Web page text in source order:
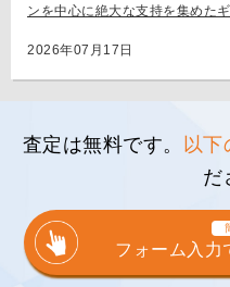
ンを中心に絶大な支持を集めた
[…]
2026年07月17日
査定は無料です。 以下
だ
フォーム入力